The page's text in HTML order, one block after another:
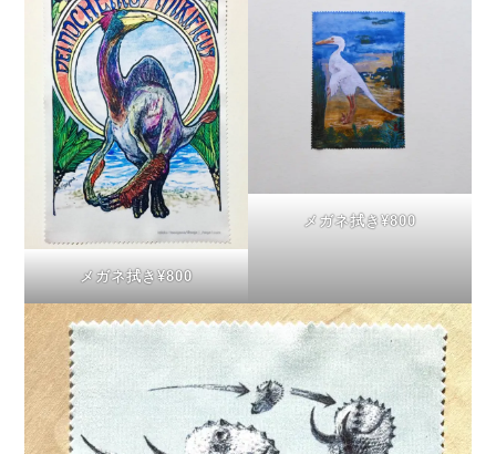
メガネ拭き¥800
メガネ拭き¥800